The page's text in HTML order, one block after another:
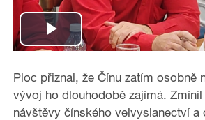
P
l
a
Ploc přiznal, že Čínu zatím osobně
vývoj ho dlouhodobě zajímá.
návštěvy čínského velvyslanectví a